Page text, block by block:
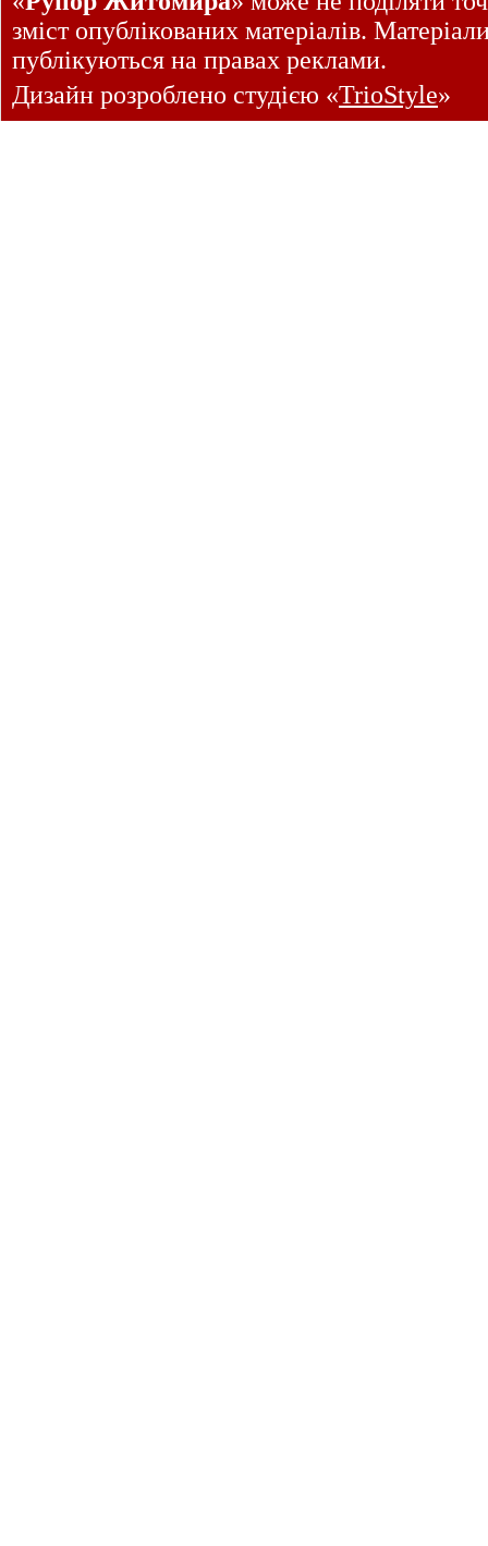
зміст опублікованих матеріалів.
публікуються на правах реклами.
Дизайн розроблено студією «TrioStyle»